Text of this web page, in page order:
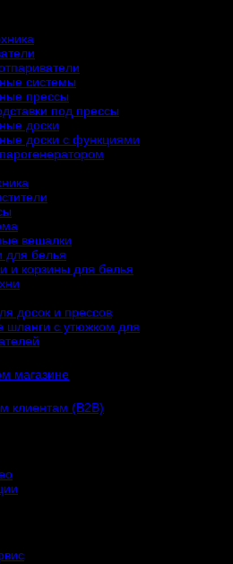
системы
прессы
под прессы
доски
доски с функциями
вешалки
для белья
и корзины для белья
досок и прессов
шланги с утюжком для
магазине
клиентам (B2B)